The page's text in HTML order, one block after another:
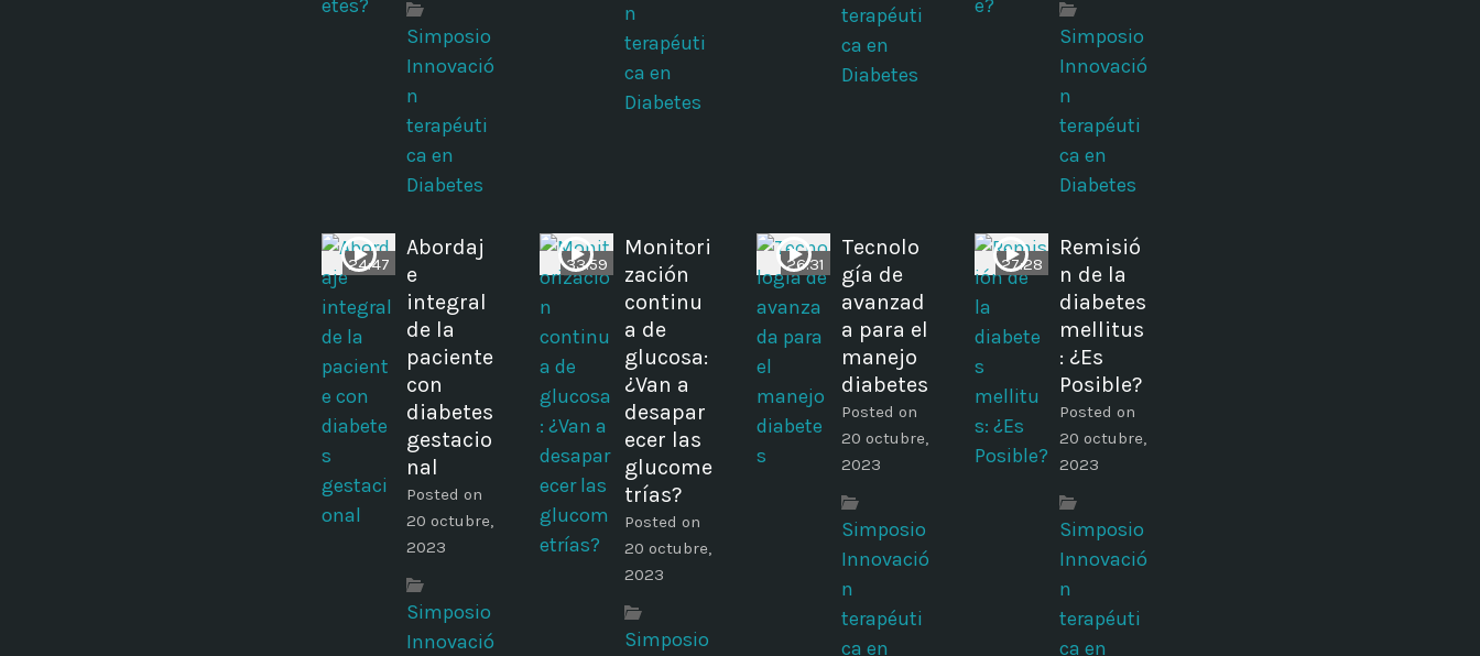
Simposio
Innovació
n
terapéuti
ca en
Diabetes
n
terapéuti
ca en
Diabetes
terapéuti
ca en
Diabetes
Simposio
Innovació
n
terapéuti
ca en
Diabetes
24:47
Abordaj
e
integral
de la
paciente
con
diabetes
gestacio
nal
Posted on
20 octubre,
2023
Simposio
Innovació
33:59
Monitori
zación
continu
a de
glucosa:
¿Van a
desapar
ecer las
glucome
trías?
Posted on
20 octubre,
2023
Simposio
26:31
Tecnolo
gía de
avanzad
a para el
manejo
diabetes
Posted on
20 octubre,
2023
Simposio
Innovació
n
terapéuti
ca en
27:28
Remisió
n de la
diabetes
mellitus
: ¿Es
Posible?
Posted on
20 octubre,
2023
Simposio
Innovació
n
terapéuti
ca en